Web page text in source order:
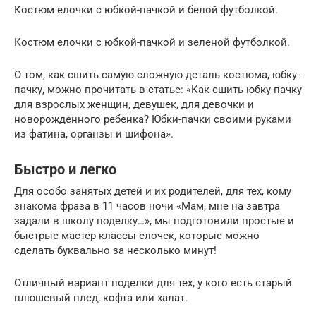
Костюм елочки с юбкой-пачкой и белой футболкой.
Костюм елочки с юбкой-пачкой и зеленой футболкой.
О том, как сшить самую сложную деталь костюма, юбку-
пачку, можно прочитать в статье: «Как сшить юбку-пачку
для взрослых женщин, девушек, для девочки и
новорожденного ребенка? Юбки-пачки своими руками
из фатина, органзы и шифона».
Быстро и легко
Для особо занятых детей и их родителей, для тех, кому
знакома фраза в 11 часов ночи «Мам, мне на завтра
задали в школу поделку…», мы подготовили простые и
быстрые мастер классы елочек, которые можно
сделать буквально за несколько минут!
Отличный вариант поделки для тех, у кого есть старый
плюшевый плед, кофта или халат.